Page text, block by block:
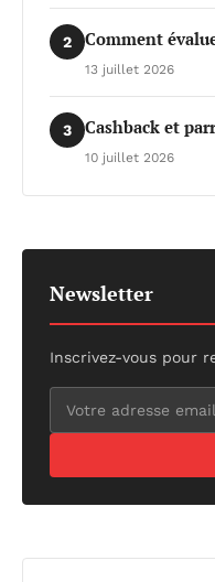
2 Comment
13 juillet 2026
3 Cashback et
10 juillet 2026
Newsletter
Inscrivez-vous pour